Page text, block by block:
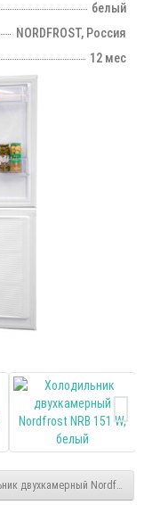
белый
NORDFROST, Россия
12 мес
двухкамерный Nordfrost